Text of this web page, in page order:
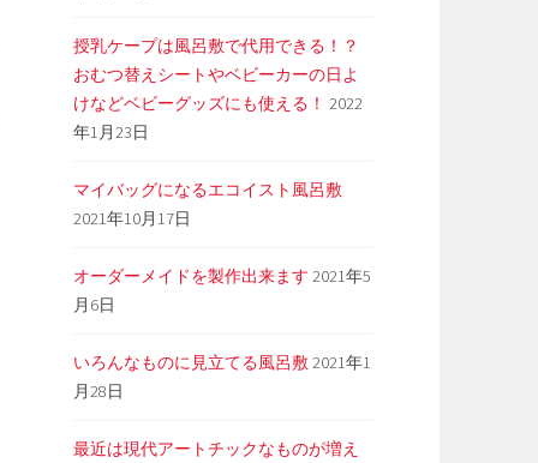
授乳ケープは風呂敷で代用できる！？
おむつ替えシートやベビーカーの日よ
けなどベビーグッズにも使える！ 2022
年1月23日
マイバッグになるエコイスト風呂敷
2021年10月17日
オーダーメイドを製作出来ます 2021年5
月6日
いろんなものに見立てる風呂敷2021年1
月28日
最近は現代アートチックなものが増え